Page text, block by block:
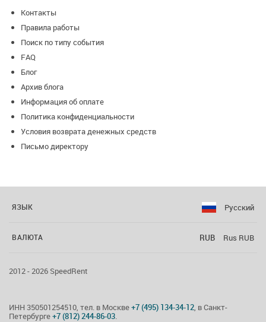
Контакты
Правила работы
Поиск по типу события
FAQ
Блог
Архив блога
Информация об оплате
Политика конфиденциальности
Условия возврата денежных средств
Письмо директору
ЯЗЫК Русский
ВАЛЮТА RUB Rus RUB
2012 - 2026 SpeedRent
ИНН 350501254510, тел. в Москве+7 (495) 134-34-12, в Санкт-
Петербурге+7 (812) 244-86-03.